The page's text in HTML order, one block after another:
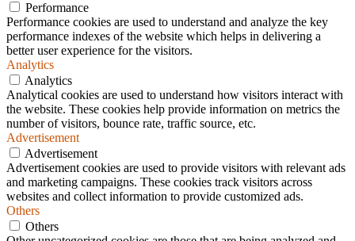
Performance
Performance cookies are used to understand and analyze the key
performance indexes of the website which helps in delivering a
better user experience for the visitors.
Analytics
Analytics
Analytical cookies are used to understand how visitors interact with
the website. These cookies help provide information on metrics the
number of visitors, bounce rate, traffic source, etc.
Advertisement
Advertisement
Advertisement cookies are used to provide visitors with relevant ads
and marketing campaigns. These cookies track visitors across
websites and collect information to provide customized ads.
Others
Others